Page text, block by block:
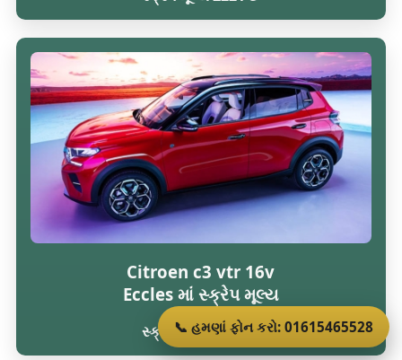
Citroen c3 vtr 16v
Eccles માં સ્ક્રેપ મૂલ્ય
સ્ક્રેપ મૂલ્ય £216 છે
📞 હમણાં ફોન કરો: 01615465528